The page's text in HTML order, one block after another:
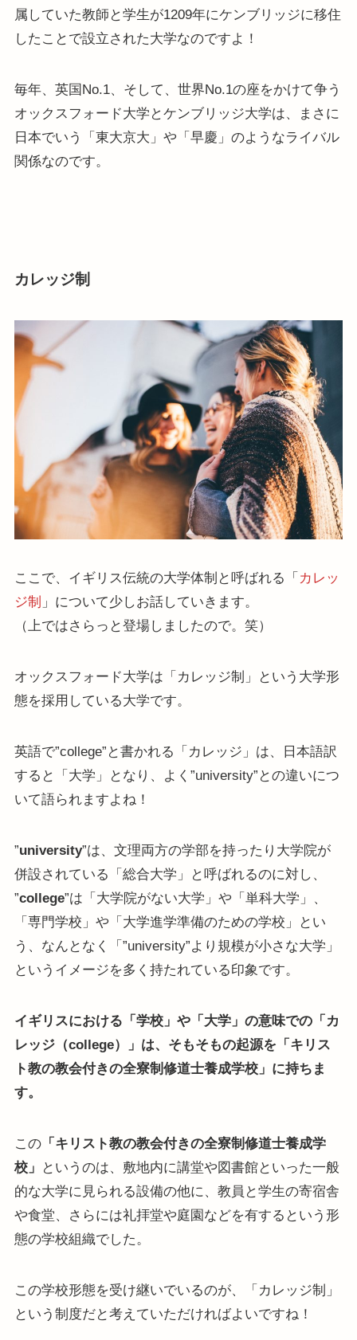
属していた教師と学生が1209年にケンブリッジに移住
したことで設立された大学なのですよ！
毎年、英国No.1、そして、世界No.1の座をかけて争う
オックスフォード大学とケンブリッジ大学は、まさに
日本でいう「東大京大」や「早慶」のようなライバル
関係なのです。
カレッジ制
ここで、イギリス伝統の大学体制と呼ばれる「 カレッ
ジ制 」について少しお話していきます。
（上ではさらっと登場しましたので。笑）
オックスフォード大学は「カレッジ制」という大学形
態を採用している大学です。
英語で”college”と書かれる「カレッジ」は、日本語訳
すると「大学」となり、よく”university”との違いにつ
いて語られますよね！
”university”は、文理両方の学部を持ったり大学院が
併設されている「総合大学」と呼ばれるのに対し、
”college”は「大学院がない大学」や「単科大学」、
「専門学校」や「大学進学準備のための学校」とい
う、なんとなく「”university”より規模が小さな大学」
というイメージを多く持たれている印象です。
イギリスにおける「学校」や「大学」の意味での「カ
レッジ（college）」は、そもそもの起源を「キリス
ト教の教会付きの全寮制修道士養成学校」に持ちま
す。
この「キリスト教の教会付きの全寮制修道士養成学
校」
というのは、敷地内に講堂や図書館といった一般
的な大学に見られる設備の他に、教員と学生の寄宿舎
や食堂、さらには礼拝堂や庭園などを有するという形
態の学校組織でした。
この学校形態を受け継いでいるのが、「カレッジ制」
という制度だと考えていただければよいですね！